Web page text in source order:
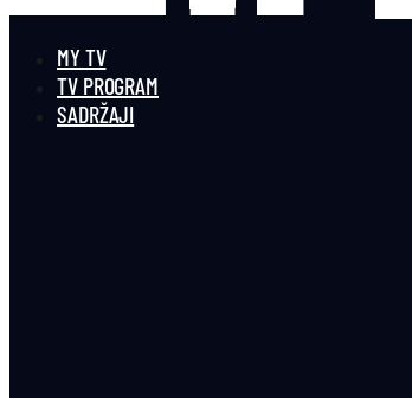
MY TV
TV PROGRAM
SADRŽAJI